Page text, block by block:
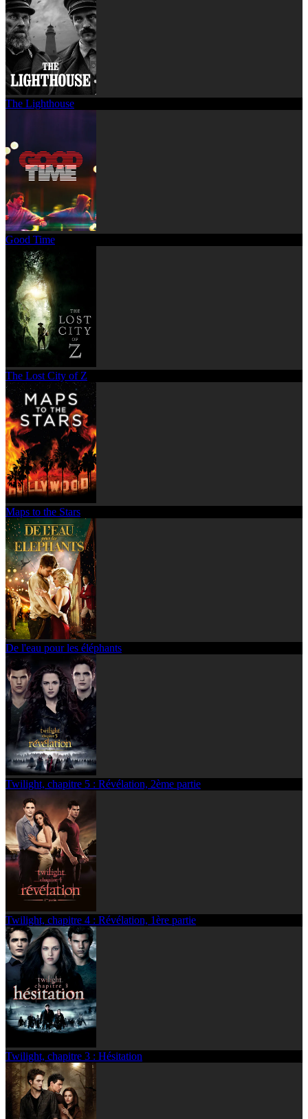
The Lighthouse
Good Time
The Lost City of Z
Maps to the Stars
De l'eau pour les éléphants
Twilight, chapitre 5 : Révélation, 2ème partie
Twilight, chapitre 4 : Révélation, 1ère partie
Twilight, chapitre 3 : Hésitation